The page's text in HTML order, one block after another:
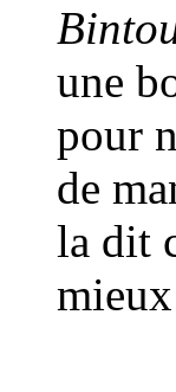
une
pour
de
la dit